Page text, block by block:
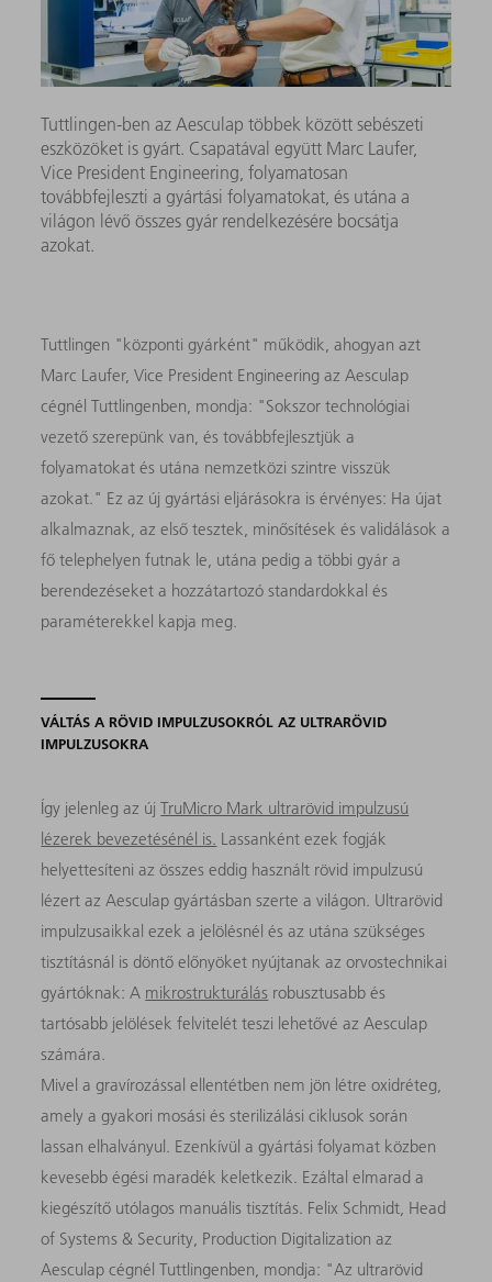
Tuttlingen-ben az Aesculap többek között sebészeti
eszközöket is gyárt. Csapatával együtt Marc Laufer,
Vice President Engineering, folyamatosan
továbbfejleszti a gyártási folyamatokat, és utána a
világon lévő összes gyár rendelkezésére bocsátja
azokat.
Tuttlingen "központi gyárként" működik, ahogyan azt
Marc Laufer, Vice President Engineering az Aesculap
cégnél Tuttlingenben, mondja: "Sokszor technológiai
vezető szerepünk van, és továbbfejlesztjük a
folyamatokat és utána nemzetközi szintre visszük
azokat." Ez az új gyártási eljárásokra is érvényes: Ha újat
alkalmaznak, az első tesztek, minősítések és validálások a
fő telephelyen futnak le, utána pedig a többi gyár a
berendezéseket a hozzátartozó standardokkal és
paraméterekkel kapja meg.
VÁLTÁS A RÖVID IMPULZUSOKRÓL AZ ULTRARÖVID
IMPULZUSOKRA
Így jelenleg az újTruMicro Mark ultrarövid impulzusú
lézerek bevezetésénél is. Lassanként ezek fogják
helyettesíteni az összes eddig használt rövid impulzusú
lézert az Aesculap gyártásban szerte a világon. Ultrarövid
impulzusaikkal ezek a jelölésnél és az utána szükséges
tisztításnál is döntő előnyöket nyújtanak az orvostechnikai
gyártóknak: A mikrostrukturálás robusztusabb és
tartósabb jelölések felvitelét teszi lehetővé az Aesculap
számára.
Mivel a gravírozással ellentétben nem jön létre oxidréteg,
amely a gyakori mosási és sterilizálási ciklusok során
lassan elhalványul. Ezenkívül a gyártási folyamat közben
kevesebb égési maradék keletkezik. Ezáltal elmarad a
kiegészítő utólagos manuális tisztítás. Felix Schmidt, Head
of Systems & Security, Production Digitalization az
Aesculap cégnél Tuttlingenben, mondja: "Az ultrarövid